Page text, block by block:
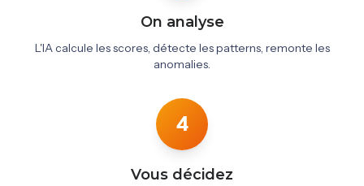
On analyse
L'IA calcule les scores, détecte les patterns, remonte les
anomalies.
4
Vous décidez